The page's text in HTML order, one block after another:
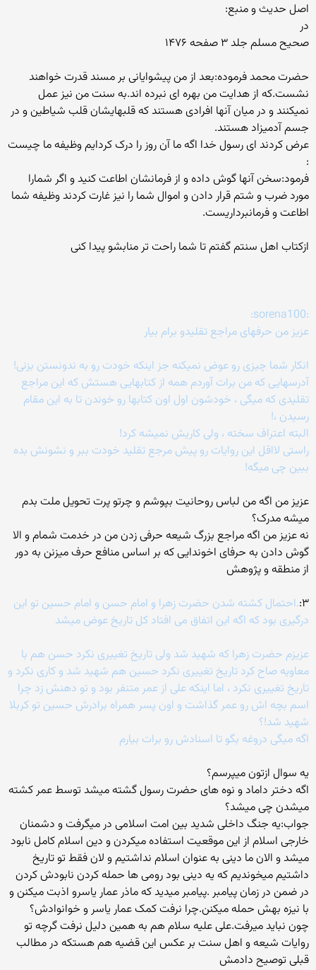
اصل حدیث و منبع:
در
صحیح مسلم جلد ۳ صفحه ۱۴۷۶
حضرت محمد فرموده:بعد از من پیشوایانی بر مسند قدرت خواهند
نشست.که از هدایت من بهره ای نبرده اند.به سنت من نیز عمل
نمیکنند و در میان آنها افرادی هستند که قلبهایشان قلب شیاطین و در
جسم آدمیزاد هستند.
عرض کردند ای رسول خدا اگه ما آن روز را درک کردایم وظیفه ما چیست
:
فرمود:سخن آنها گوش داده و از فرمانشان اطاعت کنید و اگر شمارا
مورد ضرب و شتم قرار دادن و اموال شما را نیز غارت کردند وظیفه شما
اطاعت و فرمانبرداریست.
ازکتاب اهل سنتم گفتم تا شما راحت تر منابشو پیدا کنی
:sorena100:
عزیز من حرفهای مراجع تقلیدو برام بیار
انکار شما چیزی رو عوض نمیکنه جز اینکه خودت رو به ندونستن بزنی!
آدرسهایی که من برات آوردم همه از کتابهایی هستش که این مراجع
تقلیدی که میگی ، خودشون اول اون کتابها رو خوندن تا به این مقام
رسیدن ،!
البته اعتراف سخته ، ولی کاریش نمیشه کرد!
راستی لااقل این روایات رو پیش مرجع تقلید خودت ببر و نشونش بده
ببین چی میگه!
عزیز من اگه من لباس روحانیت بپوشم و چرتو پرت تحویل ملت بدم
میشه مدرک؟
نه عزیز من اگه مراجع بزرگ شیعه حرفی زدن من در خدمت شمام و الا
گوش دادن به حرفای اخوندایی که بر اساس منافع حرف میزنن به دور
از منطقه و پژوهش
۳: .احتمال کشته شدن حضرت زهرا و امام حسن و امام حسین تو این
درگیری بود که اگه این اتفاق می افتاد کل تاریخ عوض میشد
عزیزم حضرت زهرا که شهید شد ولی تاریخ تغییری نکرد حسن هم با
معاویه صاح کرد تاریخ تغییری نکرد حسین هم شهید شد و کاری نکرد و
تاریخ تغییری نکرد ، اما اینکه علی از عمر متنفر بود و تو دهنش زد چرا
اسم بچه اش رو عمر گذاشت و اون پسر همراه برادرش حسین تو کربلا
شهید شد!؟
اگه میگی دروغه بگو تا اسنادش رو برات بیارم
یه سوال ازتون میپرسم؟
اگه دختر داماد و نوه های حضرت رسول گشته میشد توسط عمر کشته
میشدن چی میشد؟
جواب:یه جنگ داخلی شدید بین امت اسلامی در میگرفت و دشمنان
خارجی اسلام از این موقعیت استفاده میکردن و دین اسلام کامل نابود
میشد و الان ما دینی به عنوان اسلام نداشتیم و لان فقط تو تاریخ
داشتیم میخوندیم که یه دینی بود رومی ها حمله کردن نابودش کردن
در ضمن در زمان پیامبر .پیامبر میدید که ماذر عمار یاسرو اذبت میکنن و
با نیزه بهش حمله میکنن.چرا نرفت کمک عمار یاسر و خوانوادش؟
چون نباید میرفت.علی علیه سلام هم به همین دلیل نرفت گرچه تو
روایات شیعه و اهل سنت بر عکس این قضیه هم هستکه در مطالب
قبلی توصیح دادمش